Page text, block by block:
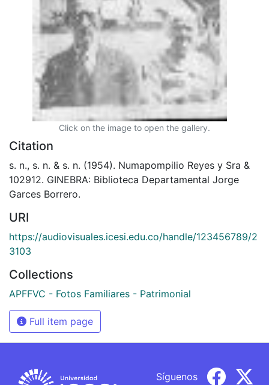
Click on the image to open the gallery.
Citation
s. n., s. n. & s. n. (1954). Numapompilio Reyes y Sra &
102912. GINEBRA: Biblioteca Departamental Jorge
Garces Borrero.
URI
https://audiovisuales.icesi.edu.co/handle/123456789/2
3103
Collections
APFFVC - Fotos Familiares - Patrimonial
Full item page
Síguenos